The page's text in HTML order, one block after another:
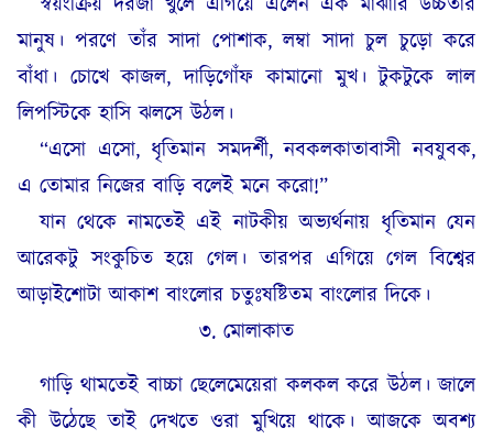
মানুষ। পরণে তাঁর সাদা পোশাক, লম্বা সাদা চুল চুড়ো করে
বাঁধা। চোখে কাজল, দাড়িগোঁফ কামানো মুখ। টুকটুকে লাল
লিপস্টিকে হাসি ঝলসে উঠল।
“এসো এসো, ধৃতিমান সমদর্শী, নবকলকাতাবাসী নবযুবক,
এ তোমার নিজের বাড়ি বলেই মনে করো!”
যান থেকে নামতেই এই নাটকীয় অভ্যর্থনায় ধৃতিমান যেন
আরেকটু সংকুচিত হয়ে গেল। তারপর এগিয়ে গেল বিশ্বের
আড়াইশোটা আকাশ বাংলোর চতুঃষষ্টিতম বাংলোর দিকে।
৩. মোলাকাত
গাড়ি থামতেই বাচ্চা ছেলেমেয়েরা কলকল করে উঠল। জালে
কী উঠেছে তাই দেখতে ওরা মুখিয়ে থাকে। আজকে অবশ্য